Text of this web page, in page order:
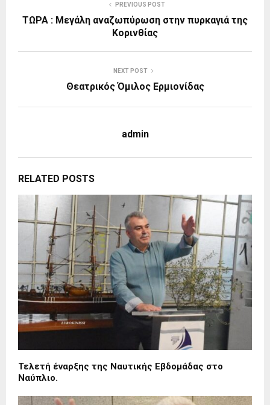
PREVIOUS POST
ΤΩΡΑ : Μεγάλη αναζωπύρωση στην πυρκαγιά της
Κορινθίας
NEXT POST
Θεατρικός Όμιλος Ερμιονίδας
admin
RELATED POSTS
Τελετή έναρξης της Ναυτικής Εβδομάδας στο
Ναύπλιο.